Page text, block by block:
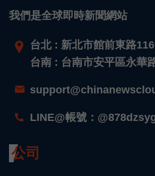
我們是全球即時新聞網站
台北 : 新北市館前東路
台南 : 台南市安平區永華
LINE@帳號：
公司